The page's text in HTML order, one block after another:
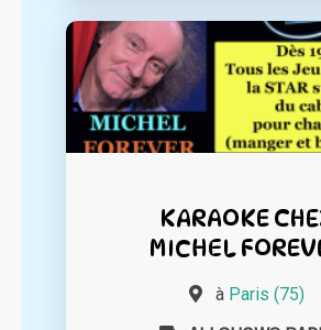
KARAOKE
MICHEL
à Paris (75)